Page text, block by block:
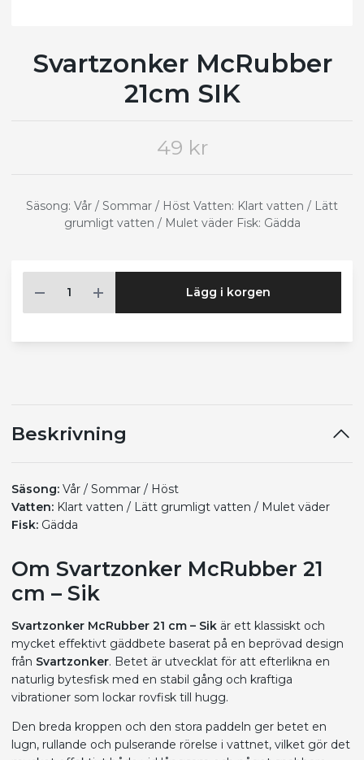
Svartzonker McRubber
21cm SIK
49 kr
Säsong: Vår / Sommar / Höst Vatten: Klart vatten / Lätt
grumligt vatten / Mulet väder Fisk: Gädda
Lägg i korgen
Beskrivning
Säsong: Vår / Sommar / Höst
Vatten: Klart vatten / Lätt grumligt vatten / Mulet väder
Fisk: Gädda
Om Svartzonker McRubber 21
cm – Sik
Svartzonker McRubber 21 cm – Sik är ett klassiskt och
mycket effektivt gäddbete baserat på en beprövad design
från Svartzonker. Betet är utvecklat för att efterlikna en
naturlig bytesfisk med en stabil gång och kraftiga
vibrationer som lockar rovfisk till hugg.
Den breda kroppen och den stora paddeln ger betet en
lugn, rullande och pulserande rörelse i vattnet, vilket gör det